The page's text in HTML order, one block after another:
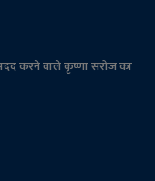
करने वाले कृष्णा सरोज का